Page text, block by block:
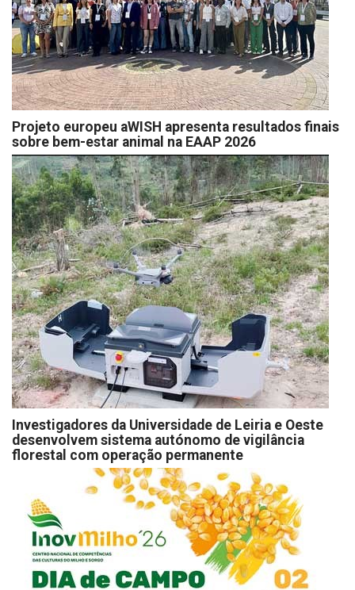
Projeto europeu aWISH apresenta resultados finais
sobre bem-estar animal na EAAP 2026
Investigadores da Universidade de Leiria e Oeste
desenvolvem sistema autónomo de vigilância
florestal com operação permanente